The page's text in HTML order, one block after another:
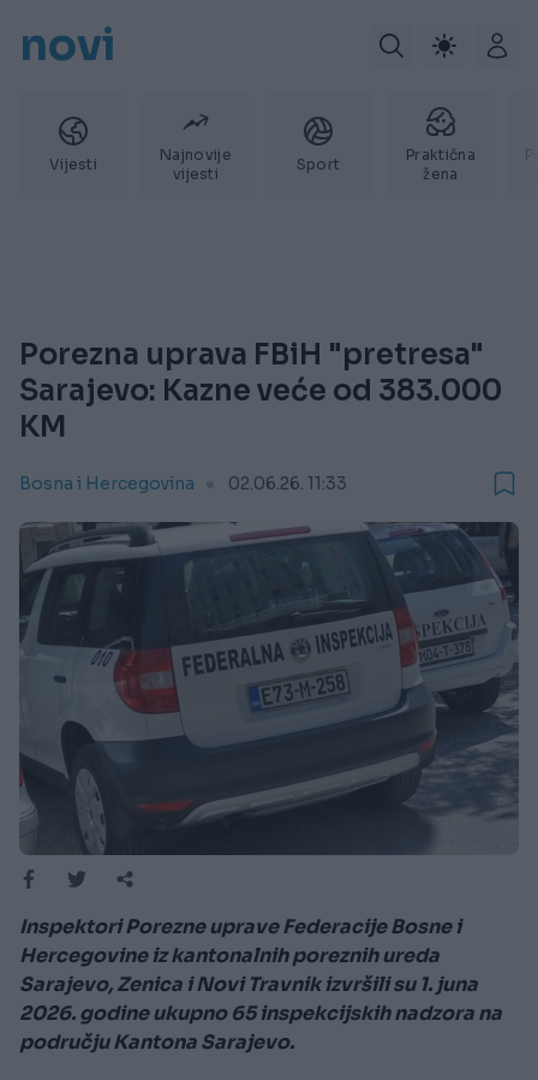
novi
Vijesti
Najnovije
vijesti
Sport
Praktična
žena
Porezna uprava FBiH "pretresa"
Sarajevo: Kazne veće od 383.000
KM
Bosna i Hercegovina 02.06.26. 11:33
Inspektori Porezne uprave Federacije Bosne i
Hercegovine iz kantonalnih poreznih ureda
Sarajevo, Zenica i Novi Travnik izvršili su 1. juna
2026. godine ukupno 65 inspekcijskih nadzora na
području Kantona Sarajevo.